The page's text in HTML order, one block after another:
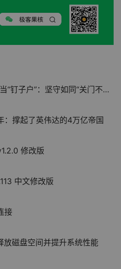
守如同“关门不关窗”，将面临网络安全灾难
：撑起了英伟达的4万亿帝国
修改版
中文修改版
接
磁盘空间并提升系统性能